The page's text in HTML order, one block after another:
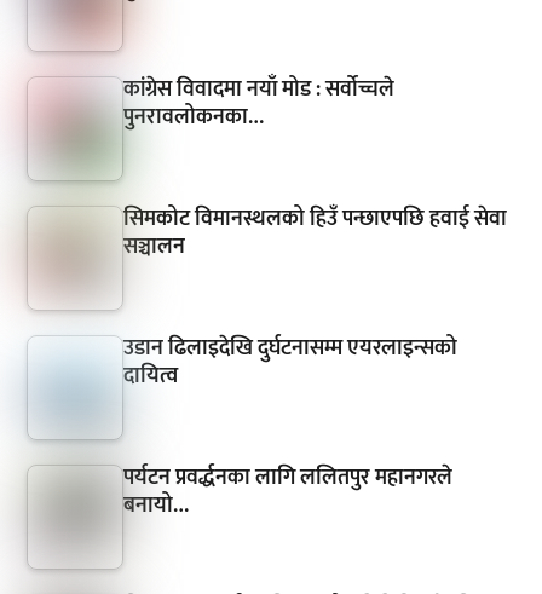
कांग्रेस विवादमा नयाँ मोड : सर्वोच्चले
पुनरावलोकनका…
सिमकोट विमानस्थलको हिउँ पन्छाएपछि हवाई सेवा
सञ्चालन
उडान ढिलाइदेखि दुर्घटनासम्म एयरलाइन्सको
दायित्व
पर्यटन प्रवर्द्धनका लागि ललितपुर महानगरले
बनायो…